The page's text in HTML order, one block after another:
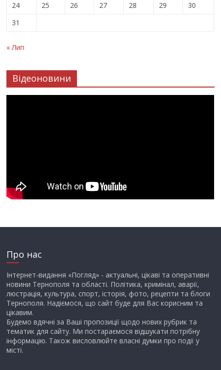
24
25 26 27 28 29
30
31
« Лип
Відеоновини
Про нас
Інтернет-видання «Погляд» - актуальні, цікаві та оперативні
новини Тернополя та області. Політика, кримінал, аварії,
люстрація, культура, спорт, історія, фото, рецепти та блоги
Тернополя. Надіємося, що сайт буде для Вас корисним та
цікавим.
Будемо вдячні за Ваші пропозиції щодо нових рубрик та
тематик для сайту. Ми постараємося відшукати потрібну
інформацію. Також висловлюйте власні думки про події у
місті.